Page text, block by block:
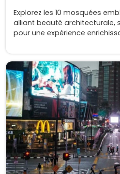
Explorez les 10 mosquées
alliant beauté architecturale,
pour une expérience